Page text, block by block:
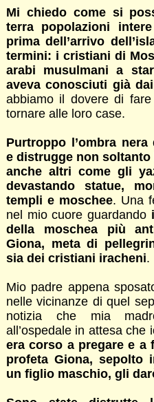
Mi chiedo come si
terra popolazioni
prima dell’arrivo
termini: i cristiani di
arabi musulmani a
aveva conosciuti già
abbiamo il dovere di
tornare alle loro case.
Purtroppo l’ombra
e distrugge non
anche altri come gli
devastando statue,
templi e moschee. Una
nel mio cuore guardando
della moschea più
Giona, meta di
sia dei cristiani iracheni.
Mio padre appena
nelle vicinanze di quel
notizia che mia
all’ospedale in attesa che
era corso a pregare e a
profeta Giona, sepolto
un figlio maschio, gli